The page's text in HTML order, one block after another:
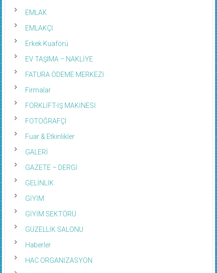
EMLAK
EMLAKÇI
Erkek Kuaförü
EV TAŞIMA – NAKLİYE
FATURA ÖDEME MERKEZİ
Firmalar
FORKLİFT-İŞ MAKİNESİ
FOTOĞRAFÇI
Fuar & Etkinlikler
GALERİ
GAZETE – DERGİ
GELİNLİK
GİYİM
GİYİM SEKTÖRÜ
GÜZELLİK SALONU
Haberler
HAC ORGANİZASYON